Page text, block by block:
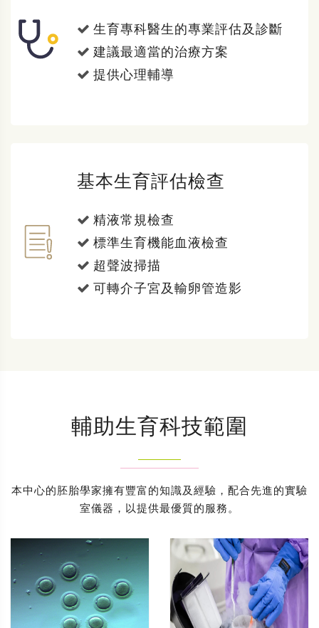
生育專科醫生的專業評估及診斷
建議最適當的治療方案
提供心理輔導
基本生育評估檢查
精液常規檢查
標準生育機能血液檢查
超聲波掃描
可轉介子宮及輸卵管造影
輔助生育科技範圍
本中心的胚胎學家擁有豐富的知識及經驗，配合先進的實驗
室儀器，以提供最優質的服務。